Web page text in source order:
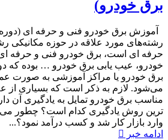
برق خودرو)
آموزش برق خودرو فنی و حرفه ای (دوره
رشته‌های مورد علاقه در حوزه مکانیکی
حرفه ای است، برق خودرو فنی و حرفه
خودرو، عیب یابی برق خودرو … بوده که
برق خودرو یا مراکز آموزشی به صورت
می‌شود. لازم به ذکر است که بسیاری از
مناسب برق خودرو تمایل به یادگیری آن
ترین روش یادگیری کدام است؟ چطور
وارد بازار کار شد و کسب درآمد نمود؟...
ادامه خبر